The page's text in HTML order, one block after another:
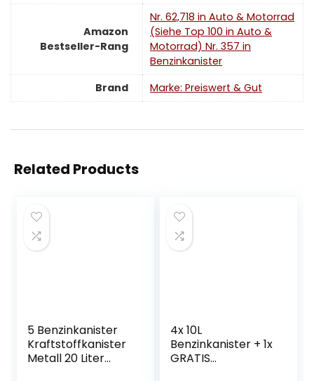
Amazon
Bestseller-Rang
Nr. 62,718 in Auto & Motorrad
(Siehe Top 100 in Auto &
Motorrad) Nr. 357 in
Benzinkanister
Brand
Marke: Preiswert & Gut
Related Products
5 Benzinkanister
Kraftstoffkanister
Metall 20 Liter
4x 10L
Benzinkanister + 1x
GRATIS